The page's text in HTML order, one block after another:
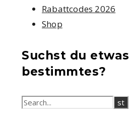
Rabattcodes 2026
Shop
Suchst du etwas
bestimmtes?